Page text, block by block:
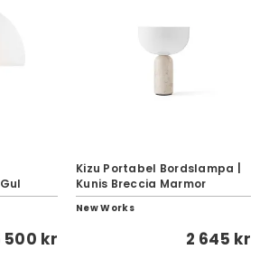
500 kr
Kizu Portabel Bordslampa |
Kunis Breccia Marmor
New Works
2 645 kr